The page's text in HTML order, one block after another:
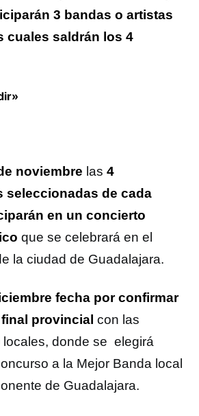
3 bandas o artistas
cuales saldrán los 4
noviembre las 4
seleccionadas de cada
en un concierto
que se celebrará en el
la ciudad de Guadalajara.
fecha por confirmar
provincial con las
locales, donde se elegirá
a la Mejor Banda local
de Guadalajara.